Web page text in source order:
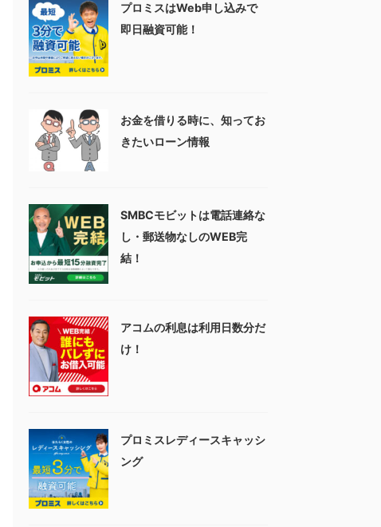
プロミスはWeb申し込みで
即日融資可能！
お金を借りる時に、知ってお
きたいローン情報
SMBCモビットは電話連絡な
し・郵送物なしのWEB完
結！
アコムの利息は利用日数分だ
け！
プロミスレディースキャッシ
ング